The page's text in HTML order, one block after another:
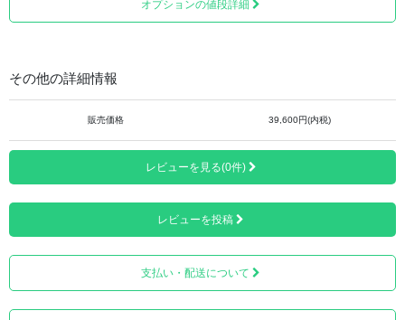
遺骨ペンダントとは、ペンダントのトップに遺骨や遺灰、
遺髪等を少量納めて身につけられるジュエリーです。その
形状からインナーポケット機能付きアクセサリーとも言わ
ペンダントの本体に空洞があり、ネジで開閉することで納
めることができる仕組みになっています。
オプションの値段詳細
その他の詳細情報
販売価格 39,600円(内税)
レビューを見る(0件)
レビューを投稿
支払い・配送について